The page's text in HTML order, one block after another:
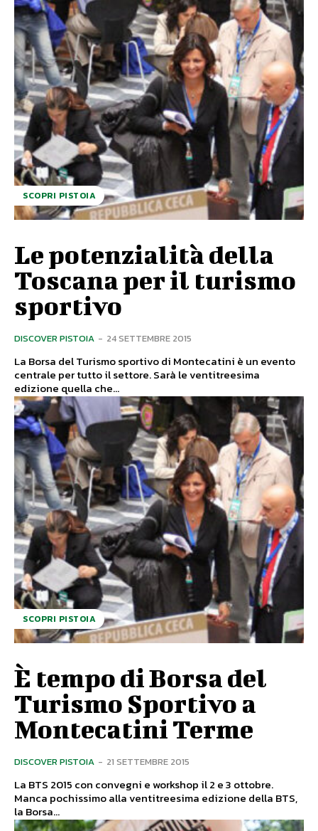
SCOPRI PISTOIA
Le potenzialità della
Toscana per il turismo
sportivo
DISCOVER PISTOIA - 24 SETTEMBRE 2015
La Borsa del Turismo sportivo di Montecatini è un evento
centrale per tutto il settore. Sarà le ventitreesima
edizione quella che...
SCOPRI PISTOIA
È tempo di Borsa del
Turismo Sportivo a
Montecatini Terme
DISCOVER PISTOIA - 21 SETTEMBRE 2015
La BTS 2015 con convegni e workshop il 2 e 3 ottobre.
Manca pochissimo alla ventitreesima edizione della BTS,
la Borsa...